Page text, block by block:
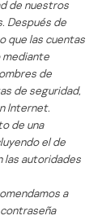
de nuestros
Después de
que las cuentas
mediante
de
de seguridad,
Internet.
de una
el de
las autoridades
a